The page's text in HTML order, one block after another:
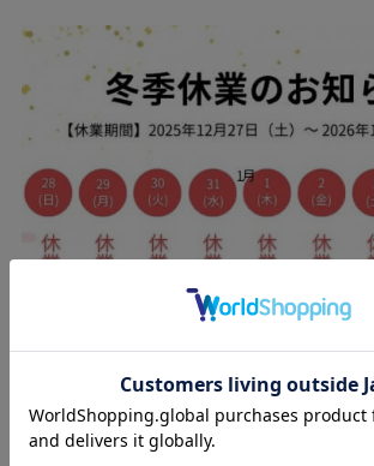
ウエストの2本タックと後ろダーツが、お腹ま
でやさしく包み込み、美しいシルエットを演
んと見える一本です。
25.12.09
年末年始に伴う休業のお知らせ（2025-2026）